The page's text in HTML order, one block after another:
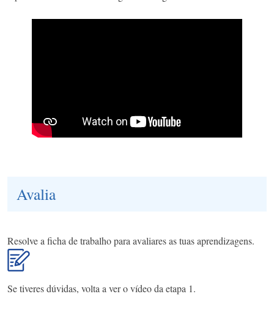
Avalia
Resolve a ficha de trabalho para avaliares as tuas aprendizagens.
Se tiveres dúvidas, volta a ver o vídeo da etapa 1.